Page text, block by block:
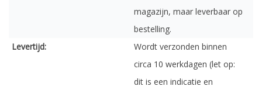
magazijn, maar leverbaar op
bestelling.
Levertijd:
Wordt verzonden binnen
circa 10 werkdagen (let op:
dit is een indicatie en